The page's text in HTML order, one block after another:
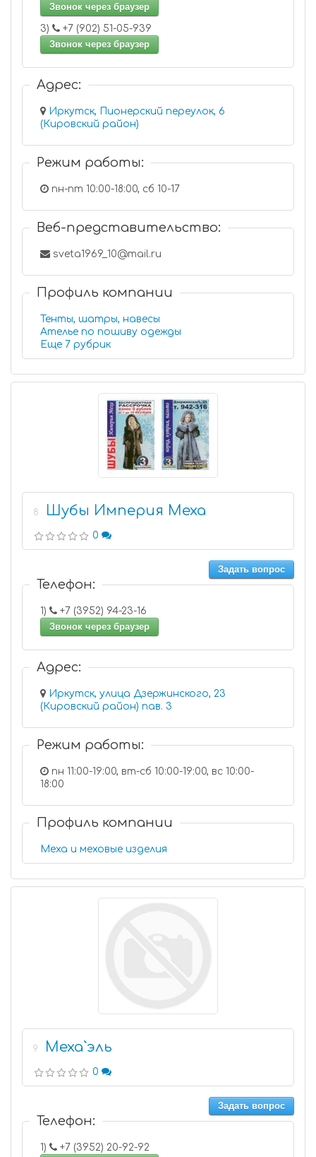
Звонок через браузер
3)
+7 (902) 51-05-939
Звонок через браузер
Адрес:
Иркутск, Пионерский переулок, 6
(Кировский район)
Режим работы:
пн-пт 10:00-18:00, сб 10-17
Веб-представительство:
sveta1969_10@mail.ru
Профиль компании
Тенты, шатры, навесы
Ателье по пошиву одежды
Еще 7 рубрик
8 Шубы Империя Меха
0
Задать вопрос
Телефон:
1)
+7 (3952) 94-23-16
Звонок через браузер
Адрес:
Иркутск, улица Дзержинского, 23
(Кировский район) пав. 3
Режим работы:
пн 11:00-19:00, вт-сб 10:00-19:00, вс 10:00-
18:00
Профиль компании
Меха и меховые изделия
9 Меха`эль
0
Задать вопрос
Телефон:
1)
+7 (3952) 20-92-92